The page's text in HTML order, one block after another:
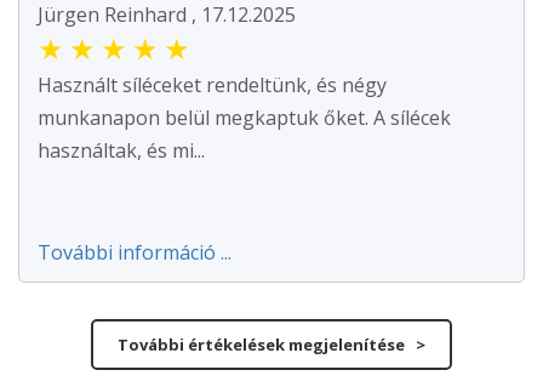
Jürgen Reinhard , 17.12.2025
★ ★ ★ ★ ★
Használt síléceket rendeltünk, és négy
munkanapon belül megkaptuk őket. A sílécek
használtak, és mi...
További információ ...
További értékelések megjelenítése >